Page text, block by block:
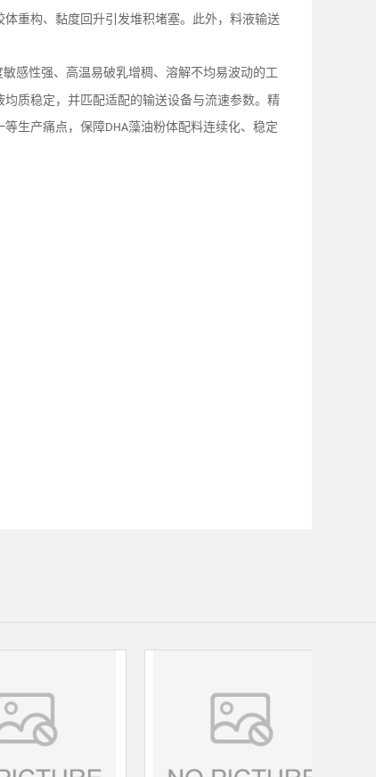
重构、黏度回升引发堆积堵塞。此外，料液输送
感性强、高温易破乳增稠、溶解不均易波动的工
质稳定，并匹配适配的输送设备与流速参数。精
等生产痛点，保障DHA藻油粉体配料连续化、稳定